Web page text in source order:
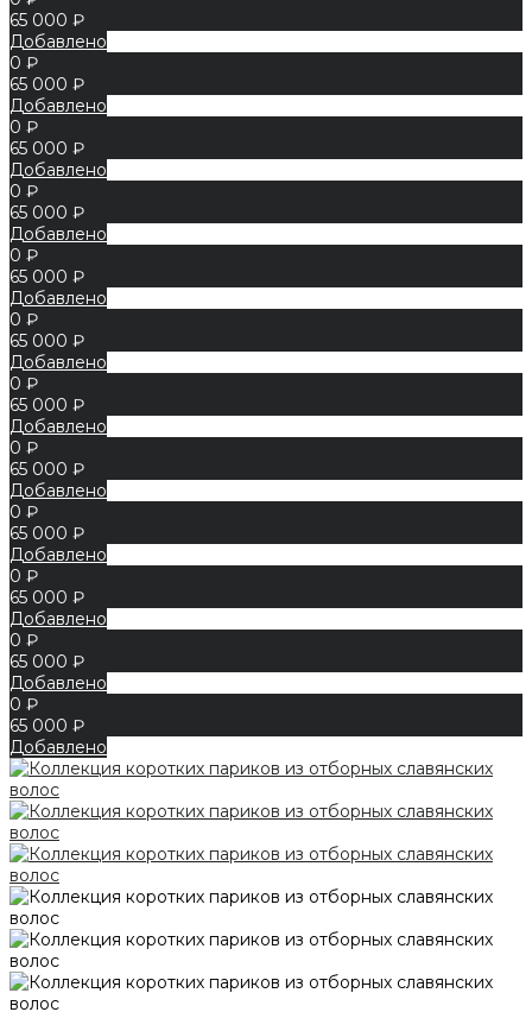
65 000 ₽
Добавлено
0 ₽
65 000 ₽
Добавлено
0 ₽
65 000 ₽
Добавлено
0 ₽
65 000 ₽
Добавлено
0 ₽
65 000 ₽
Добавлено
0 ₽
65 000 ₽
Добавлено
0 ₽
65 000 ₽
Добавлено
0 ₽
65 000 ₽
Добавлено
0 ₽
65 000 ₽
Добавлено
0 ₽
65 000 ₽
Добавлено
0 ₽
65 000 ₽
Добавлено
0 ₽
65 000 ₽
Добавлено